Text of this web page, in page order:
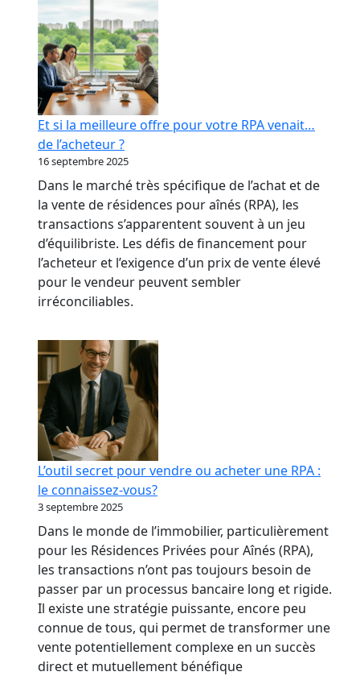
bancaire
Et si la meilleure offre pour votre RPA venait…
de l’acheteur ?
16 septembre 2025
Dans le marché très spécifique de l’achat et de
la vente de résidences pour aînés (RPA), les
transactions s’apparentent souvent à un jeu
d’équilibriste. Les défis de financement pour
l’acheteur et l’exigence d’un prix de vente élevé
pour le vendeur peuvent sembler
irréconciliables.
L’outil secret pour vendre ou acheter une RPA :
le connaissez-vous?
3 septembre 2025
Dans le monde de l’immobilier, particulièrement
pour les Résidences Privées pour Aînés (RPA),
les transactions n’ont pas toujours besoin de
passer par un processus bancaire long et rigide.
Il existe une stratégie puissante, encore peu
connue de tous, qui permet de transformer une
vente potentiellement complexe en un succès
direct et mutuellement bénéfique